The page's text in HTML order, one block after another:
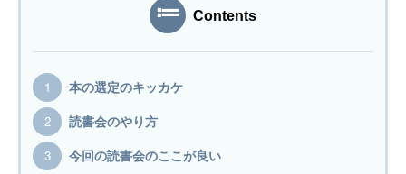
【業務委託】Webデザイナー
Webディレクター
mmjテックブログ
Contents
本の選定のキッカケ
読書会のやり方
今回の読書会のここが良い